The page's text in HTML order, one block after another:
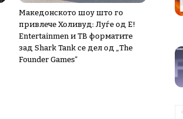
Македонското шоу што го
привлече Холивуд: Луѓе од E!
Entertainmen и ТВ форматите
зад Shark Tank се дел од „The
Founder Games“